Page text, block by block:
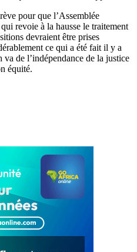
pour que l’Assemblée
revoie à la hausse le traitement
devraient être prises
ce qui a été fait il y a
va de l’indépendance de la justice
équité.